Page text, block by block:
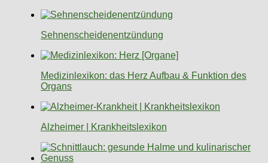
Sehnenscheidenentzündung
Medizinlexikon: das Herz Aufbau & Funktion des
Organs
Alzheimer | Krankheitslexikon